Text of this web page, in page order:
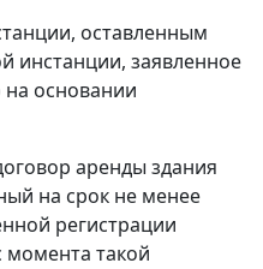
оставленным
инстанции, заявленное
на основании
аренды здания
на срок не менее
регистрации
момента такой